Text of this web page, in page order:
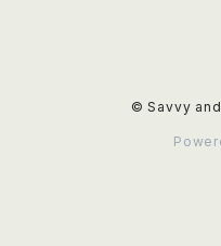
© Savvy